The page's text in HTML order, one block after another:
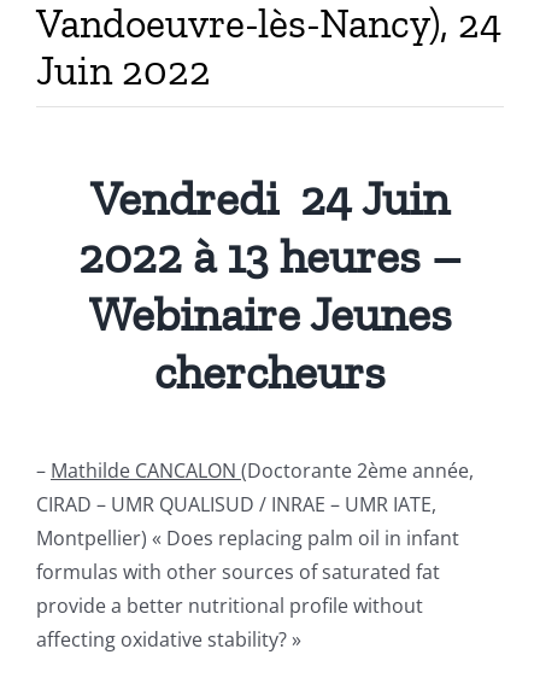
Vandoeuvre-lès-Nancy), 24
Juin 2022
Vendredi 24 Juin
2022 à 13 heures –
Webinaire Jeunes
chercheurs
– Mathilde CANCALON (Doctorante 2ème année,
CIRAD – UMR QUALISUD / INRAE – UMR IATE,
Montpellier) « Does replacing palm oil in infant
formulas with other sources of saturated fat
provide a better nutritional profile without
affecting oxidative stability? »